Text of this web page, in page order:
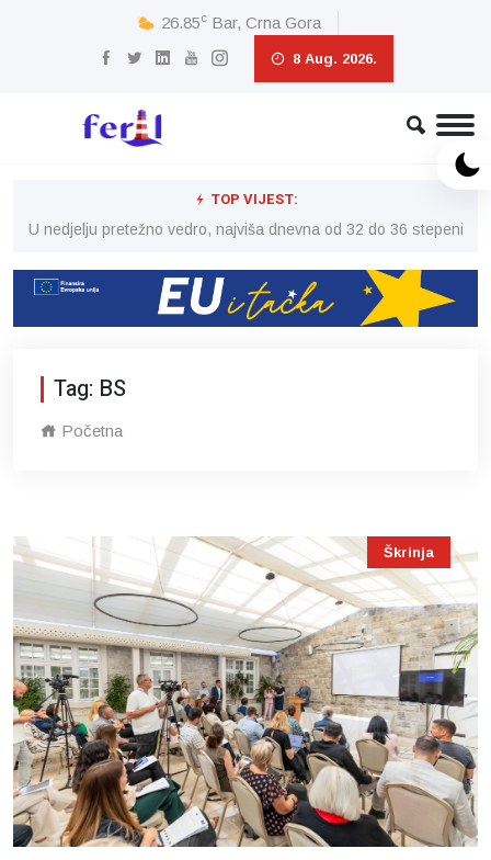
26.85c Bar, Crna Gora
8 Aug. 2026.
TOP VIJEST:
U nedjelju pretežno vedro, najviša dnevna od 32 do 36 stepeni
Tag: BS
Početna
Škrinja